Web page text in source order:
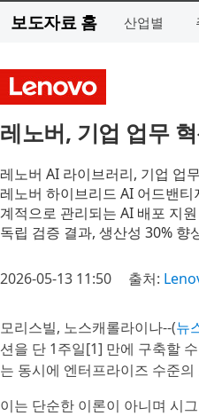
보도자료 홈 산업별
레노버, 기업 업무
레노버 AI 라이브러리, 기업 업
레노버 하이브리드 AI 어드밴
계적으로 관리되는 AI 배포 지원
독립 검증 결과, 생산성 30%
2026-05-13 11:50 출처:
모리스빌, 노스캐롤라이나--(뉴
션을 단 1주일[1] 만에 구축할
는 동시에 엔터프라이즈 수준
이는 단순한 이론이 아니며 시